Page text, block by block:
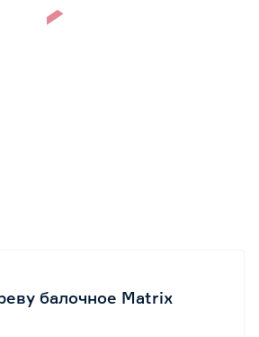
балочное Matrix